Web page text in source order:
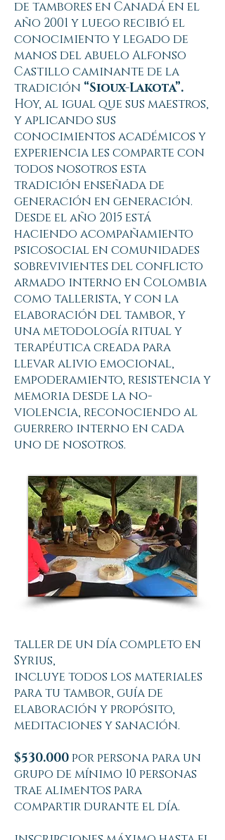
de tambores en Canadá en el
año 2001 y luego recibió el
conocimiento y legado de
manos del abuelo Alfonso
Castillo caminante de la
tradición “Sioux-Lakota”.
Hoy, al igual que sus maestros,
y aplicando sus
conocimientos académicos y
experiencia les comparte con
todos nosotros esta
tradición enseñada de
generación en generación.
Desde el año 2015 está
haciendo acompañamiento
psicosocial en comunidades
sobrevivientes del conflicto
armado interno en Colombia
como tallerista, y con la
elaboración del tambor, y
una metodología ritual y
terapéutica creada para
llevar alivio emocional,
empoderamiento, resistencia y
memoria desde la no-
violencia, reconociendo al
guerrero interno en cada
uno de nosotros.
taller de un día completo en
Syrius,
incluye todos los materiales
para tu tambor, guía de
elaboración y propósito,
meditaciones y sanación.
$530.000 por persona para un
grupo de mínimo 10 personas
trae alimentos para
compartir durante el día.